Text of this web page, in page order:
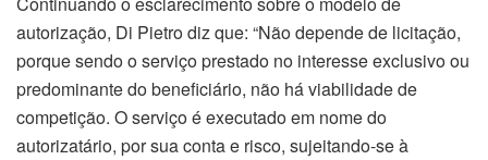
autorização, Di Pietro diz que: “Não depende de licitação,
porque sendo o serviço prestado no interesse exclusivo ou
predominante do beneficiário, não há viabilidade de
competição. O serviço é executado em nome do
autorizatário, por sua conta e risco, sujeitando-se à